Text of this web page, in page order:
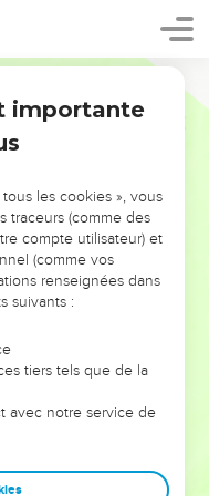
!
VOUS ÉVITER LES
les doutes, les erreurs
alors même que ce
et responsables
afin que leurs erreurs
importante
les cookies », vous
traceurs (comme des
compte utilisateur) et
(comme vos
renseignées dans
suivants :
tiers tels que de la
avec notre service de